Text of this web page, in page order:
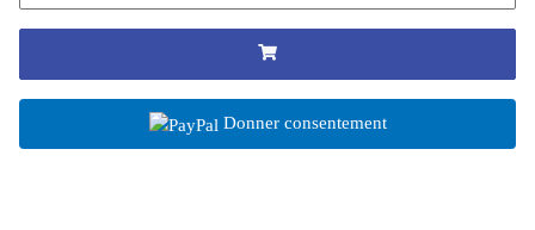
Donner consentement